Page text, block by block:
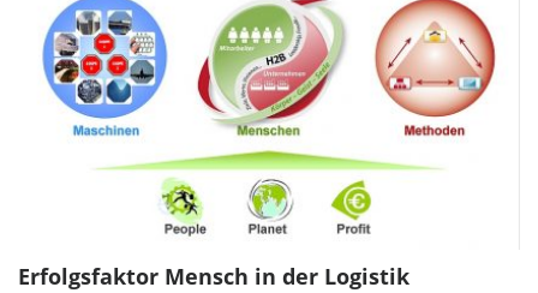
Erfolgsfaktor Mensch in der Logistik